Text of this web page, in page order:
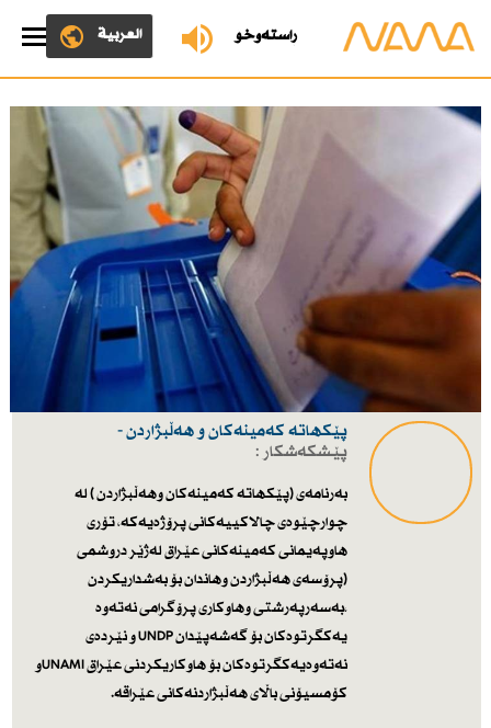
ڕاستەوخۆ العربية
پێكهاتە كەمینەكان و هەڵبژاردن -
پێشکەشکار :
بەرنامەی (پێكهاتە كەمینەكان وهەڵبژاردن ) لە
چوارچێوەی چالاكییەكانی پرۆژەیەكە، تۆری
هاوپەیمانی كەمینەكانی عێراق لەژێر دروشمی
(پرۆسەی هەڵبژاردن وهاندان بۆ بەشداریكردن
،بەسەرپەرشتی وهاوكاری پرۆگرامی نەتەوە
یەكگرتوەكان بۆ گەشەپێدان UNDP و نێردەی
نەتەوەیەكگرتوەكان بۆ هاوكاریكردنی عێراق UNAMIو
كۆمسیۆنی باڵای هەڵبژاردنەكانی عێراقە.